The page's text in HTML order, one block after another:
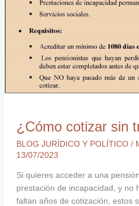
¿Cómo cotizar sin
BLOG JURÍDICO Y POLÍTICO/
13/07/2023
Si quieres acceder a una
prestación de incapacidad, y no
faltan años de cotización, estos